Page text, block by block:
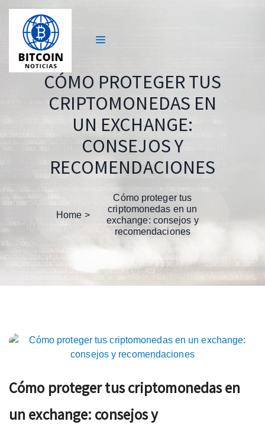
CÓMO PROTEGER TUS
CRIPTOMONEDAS EN
UN EXCHANGE:
CONSEJOS Y
RECOMENDACIONES
Home
Cómo proteger tus
criptomonedas en un
exchange: consejos y
recomendaciones
Cómo proteger tus criptomonedas en
un exchange: consejos y
Navegación
de
entradas